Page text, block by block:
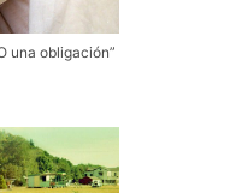
una obligación”